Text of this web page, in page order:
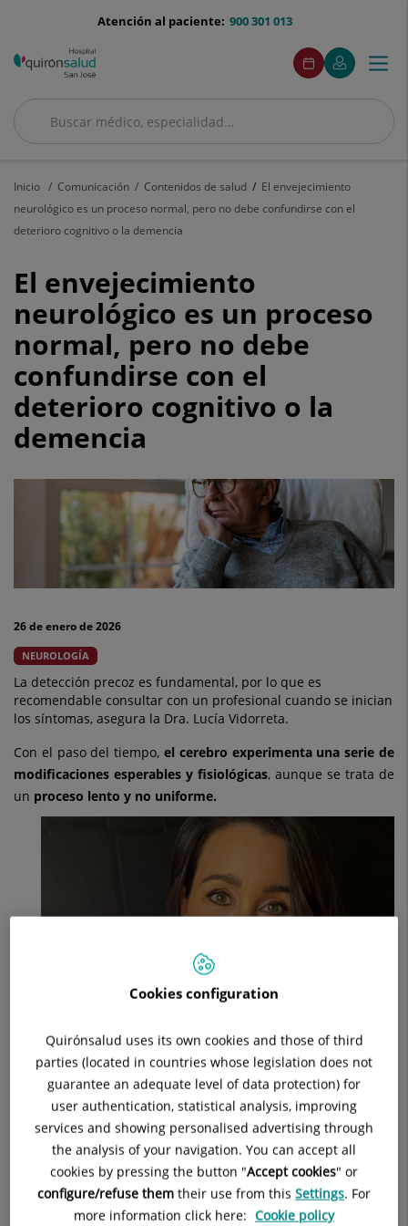
menu-
900 301 013
Atención al paciente:
Buscar
Buscar
menuAcceso
Pedir
cita
Este
enlace
se
en
Mi
Quirónsalud
Este
enlace
se
en
ventana
nueva.
Menú
Inicio Comunicación Contenidos de salud
El envejecimiento
neurológico es un proceso normal, pero no debe confundirse con el
deterioro cognitivo o la demencia
El
envejecimiento
neurológico
es
un
proceso
normal,
pero
debe
confundirse
con
el
deterioro
cognitivo
o
El envejecimiento
neurológico es un proceso
normal, pero no debe
confundirse con el
deterioro cognitivo o la
demencia
26 de enero de 2026
NEUROLOGÍA
La detección precoz es fundamental, por lo que es
recomendable consultar con un profesional cuando se inician
los síntomas, asegura la Dra. Lucía Vidorreta.
Con el paso del tiempo, el cerebro experimenta una serie de
modificaciones esperables y fisiológicas, aunque se trata de
un proceso lento y no uniforme.
Cookies configuration
Quirónsalud uses its own cookies and those of third
parties (located in countries whose legislation does not
guarantee an adequate level of data protection) for
user authentication, statistical analysis, improving
services and showing personalised advertising through
the analysis of your navigation. You can accept all
cookies by pressing the button "Accept cookies" or
configure/refuse them their use from this Settings. For
more information click here: Cookie policy